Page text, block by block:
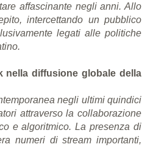
affascinante negli anni. Allo
intercettando un pubblico
legati alle politiche
nella diffusione globale della
negli ultimi quindici
attraverso la collaborazione
e algoritmico. La presenza di
numeri di stream importanti,